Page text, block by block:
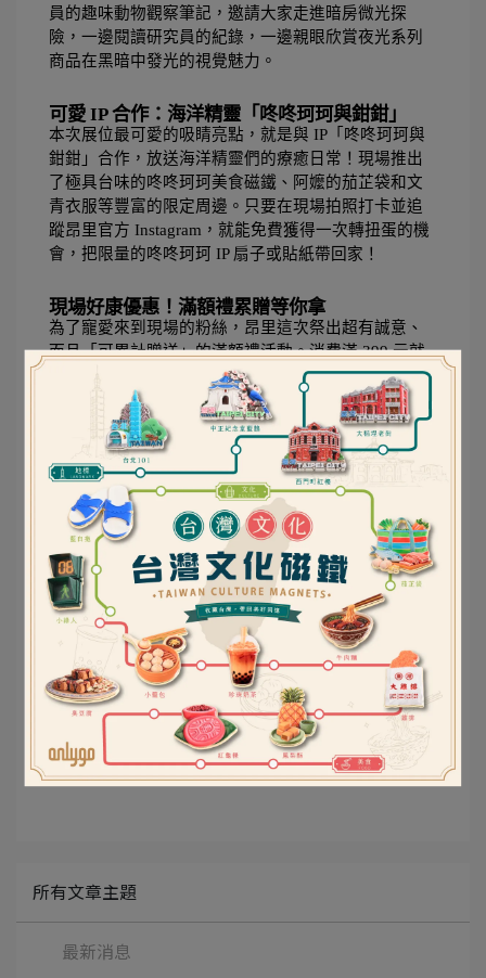
員的趣味動物觀察筆記，邀請大家走進暗房微光探
險，一邊閱讀研究員的紀錄，一邊親眼欣賞夜光系列
商品在黑暗中發光的視覺魅力。
可愛 IP 合作：海洋精靈「咚咚珂珂與鉗鉗」
本次展位最可愛的吸睛亮點，就是與 IP「咚咚珂珂與
鉗鉗」合作，放送海洋精靈們的療癒日常！現場推出
了極具台味的咚咚珂珂美食磁鐵、阿嬤的茄芷袋和文
青衣服等豐富的限定周邊。只要在現場拍照打卡並追
蹤昂里官方 Instagram，就能免費獲得一次轉扭蛋的機
會，把限量的咚咚珂珂 IP 扇子或貼紙帶回家！
現場好康優惠！滿額禮累贈等你拿
為了寵愛來到現場的粉絲，昂里這次祭出超有誠意、
而且「可累計贈送」的滿額禮活動。消費滿 399 元就
送限定貼紙，滿 699 元再加贈實用又吸水的木漿海
綿，單筆滿 1,099 元更直接豪氣送你 50 元 7-11 商品
卡。所有滿額贈品數量皆有限、送完為止，想要撿便
宜、抱走滿滿好康的文具控們，千萬要準時衝一波！
〔點我查看詳細活動資訊〕
展覽資訊：
📍 地點：台北世貿（110 台北市信義區信義路五段 5
號）
📅 展出日期：2026/07/03（五）至 2026/07/06（一）
📌 展出時間：10:00 - 18:00
🎯 攤位號碼：D0821
所有文章主題
最新消息